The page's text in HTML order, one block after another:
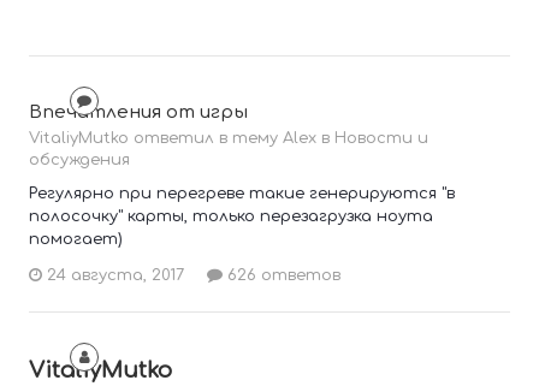
Впечатления от игры
VitaliyMutko ответил в тему Alex в Новости и
обсуждения
Регулярно при перегреве такие генерируются "в
полосочку" карты, только перезагрузка ноута
помогает)
24 августа, 2017 626 ответов
VitaliyMutko